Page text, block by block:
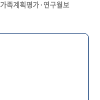
가족계획평가·연구월보